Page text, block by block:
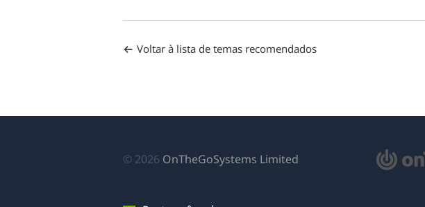
Voltar à lista de temas recomendados
© 2026 OnTheGoSystems Limited